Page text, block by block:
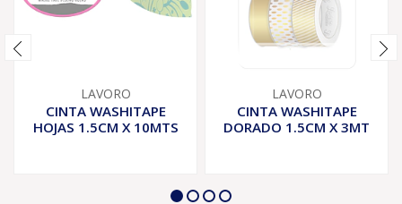
LAVORO
CINTA WASHITAPE
HOJAS 1.5CM X 10MTS
LAVORO
CINTA WASHITAPE
DORADO 1.5CM X 3MT